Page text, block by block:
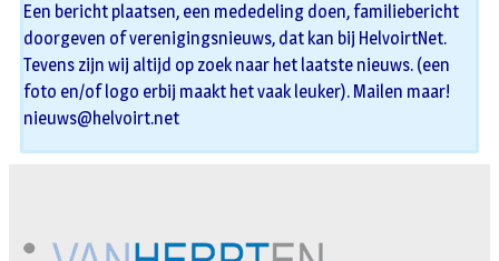
Een bericht plaatsen, een mededeling doen, familiebericht
doorgeven of verenigingsnieuws, dat kan bij HelvoirtNet.
Tevens zijn wij altijd op zoek naar het laatste nieuws. (een
foto en/of logo erbij maakt het vaak leuker). Mailen maar!
nieuws@helvoirt.net